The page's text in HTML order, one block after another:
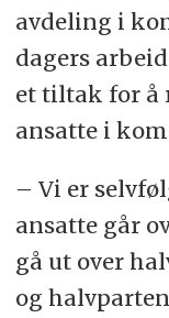
avdeling i
dagers
et tiltak for å
ansatte i
– Vi er
ansatte går
gå ut over
og